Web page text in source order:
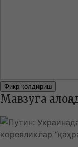
Фикр қолдириш
Мавзуга